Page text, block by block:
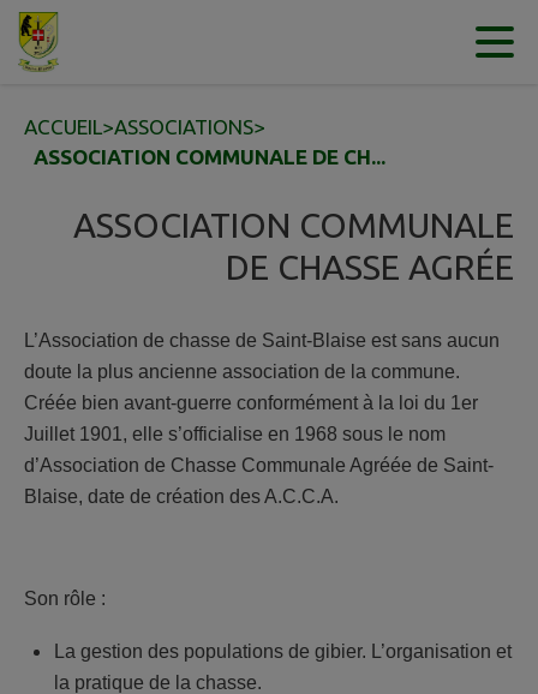
Contenu
ACCUEIL>ASSOCIATIONS>
ASSOCIATION COMMUNALE DE CH...
ASSOCIATION COMMUNALE
DE CHASSE AGRÉE
L’Association de chasse de Saint-Blaise est sans aucun
doute la plus ancienne association de la commune.
Créée bien avant-guerre conformément à la loi du 1er
Juillet 1901, elle s’officialise en 1968 sous le nom
d’Association de Chasse Communale Agréée de Saint-
Blaise, date de création des A.C.C.A.
Son rôle :
La gestion des populations de gibier. L’organisation et
la pratique de la chasse.